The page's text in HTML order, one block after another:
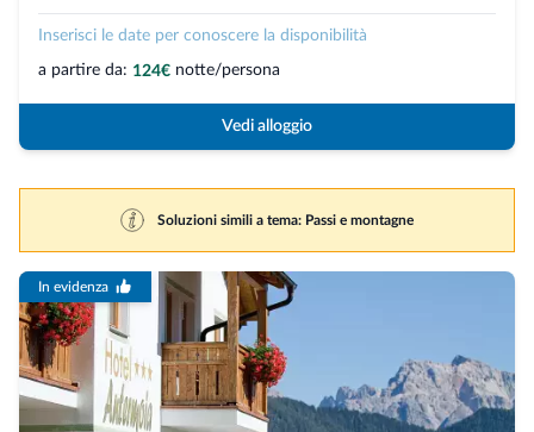
Inserisci le date per conoscere la disponibilità
a partire da: 124€ notte/persona
Vedi alloggio
Soluzioni simili a tema: Passi e montagne
In evidenza